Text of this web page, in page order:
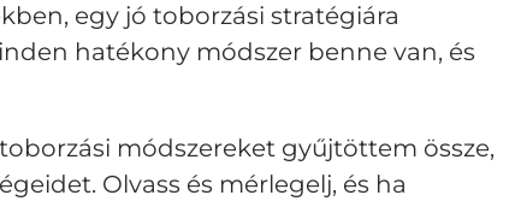
egy jó toborzási stratégiára
hatékony módszer benne van, és
módszereket gyűjtöttem össze,
Olvass és mérlegelj, és ha